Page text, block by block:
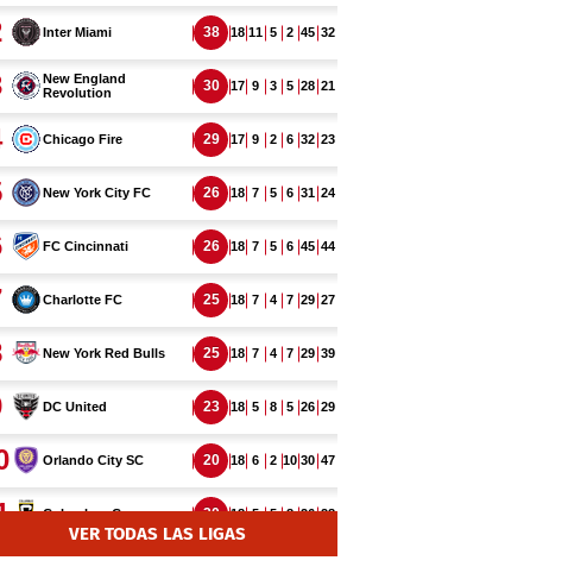
VER TODAS LAS LIGAS